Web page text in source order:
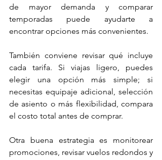
de mayor demanda y comparar
temporadas puede ayudarte a
encontrar opciones más convenientes.
También conviene revisar qué incluye
cada tarifa. Si viajas ligero, puedes
elegir una opción más simple; si
necesitas equipaje adicional, selección
de asiento o más flexibilidad, compara
el costo total antes de comprar.
Otra buena estrategia es monitorear
promociones, revisar vuelos redondos y